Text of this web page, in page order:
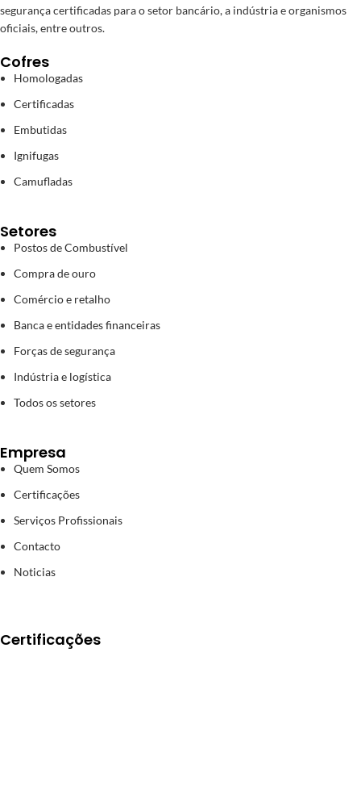
segurança certificadas para o setor bancário, a indústria e organismos
oficiais, entre outros.
Cofres
Homologadas
Certificadas
Embutidas
Ignifugas
Camufladas
Setores
Postos de Combustível
Compra de ouro
Comércio e retalho
Banca e entidades financeiras
Forças de segurança
Indústria e logística
Todos os setores
Empresa
Quem Somos
Certificações
Serviços Profissionais
Contacto
Noticias
Certificações